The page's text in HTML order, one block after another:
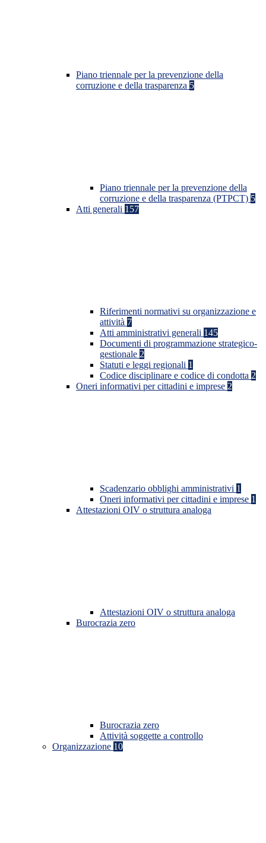
Piano triennale per la prevenzione della
corruzione e della trasparenza 5
Piano triennale per la prevenzione della
corruzione e della trasparenza (PTPCT) 5
Atti generali 157
Riferimenti normativi su organizzazione e
attività 7
Atti amministrativi generali 145
Documenti di programmazione strategico-
gestionale 2
Statuti e leggi regionali 1
Codice disciplinare e codice di condotta 2
Oneri informativi per cittadini e imprese 2
Scadenzario obblighi amministrativi 1
Oneri informativi per cittadini e imprese 1
Attestazioni OIV o struttura analoga
Attestazioni OIV o struttura analoga
Burocrazia zero
Burocrazia zero
Attività soggette a controllo
Organizzazione 10